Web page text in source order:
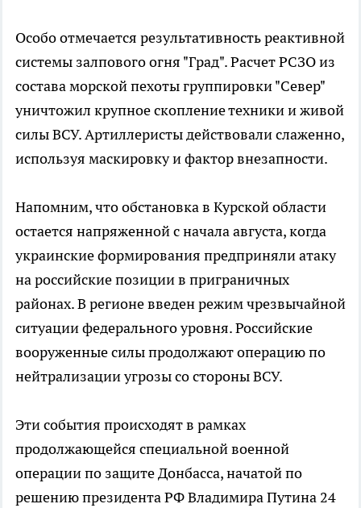
Особо отмечается результативность реактивной
системы залпового огня "Град". Расчет РСЗО из
состава морской пехоты группировки "Север"
уничтожил крупное скопление техники и живой
силы ВСУ. Артиллеристы действовали слаженно,
используя маскировку и фактор внезапности.
Напомним, что обстановка в Курской области
остается напряженной с начала августа, когда
украинские формирования предприняли атаку
на российские позиции в приграничных
районах. В регионе введен режим чрезвычайной
ситуации федерального уровня. Российские
вооруженные силы продолжают операцию по
нейтрализации угрозы со стороны ВСУ.
Эти события происходят в рамках
продолжающейся специальной военной
операции по защите Донбасса, начатой по
решению президента РФ Владимира Путина 24